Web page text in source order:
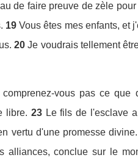
de faire preuve de zèle
19 Vous êtes mes enfants, et
20 Je voudrais tellement
vous pas ce que
libre. 23 Le fils de l'esclave
vertu d'une promesse divine.
alliances, conclue sur le